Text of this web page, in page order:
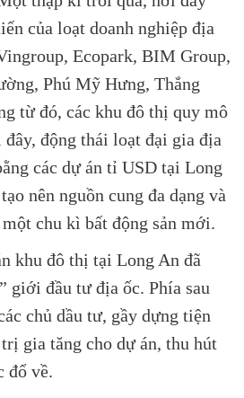
của loạt doanh nghiệp địa
Ecopark, BIM Group,
Phú Mỹ Hưng, Thắng
từ đó, các khu đô thị quy mô
động thái loạt đại gia địa
các dự án tỉ USD tại Long
nên nguồn cung đa dạng và
chu kì bất động sản mới.
khu đô thị tại Long An đã
giới đầu tư địa ốc. Phía sau
chủ dầu tư, gầy dựng tiện
gia tăng cho dự án, thu hút
đổ về.